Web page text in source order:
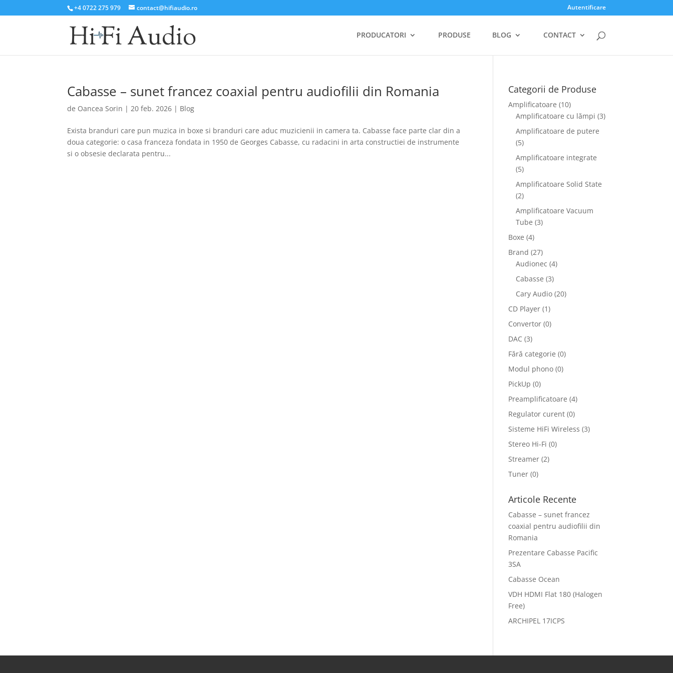
+4 0722 275 979 contact@hifiaudio.ro Autentificare
PRODUCATORI PRODUSE BLOG CONTACT
Cabasse – sunet francez coaxial pentru audiofilii din Romania
de Oancea Sorin |20 feb. 2026 | Blog
Exista branduri care pun muzica in boxe si branduri care aduc muzicienii in camera ta. Cabasse face parte clar din a
doua categorie: o casa franceza fondata in 1950 de Georges Cabasse, cu radacini in arta constructiei de instrumente
si o obsesie declarata pentru...
Categorii de Produse
Amplificatoare (10)
Amplificatoare cu lămpi (3)
Amplificatoare de putere
(5)
Amplificatoare integrate
(5)
Amplificatoare Solid State
(2)
Amplificatoare Vacuum
Tube (3)
Boxe (4)
Brand (27)
Audionec (4)
Cabasse (3)
Cary Audio (20)
CD Player (1)
Convertor (0)
DAC (3)
Fără categorie (0)
Modul phono (0)
PickUp (0)
Preamplificatoare (4)
Regulator curent (0)
Sisteme HiFi Wireless (3)
Stereo Hi-Fi (0)
Streamer (2)
Tuner (0)
Articole Recente
Cabasse – sunet francez
coaxial pentru audiofilii din
Romania
Prezentare Cabasse Pacific
3SA
Cabasse Ocean
VDH HDMI Flat 180 (Halogen
Free)
ARCHIPEL 17ICPS